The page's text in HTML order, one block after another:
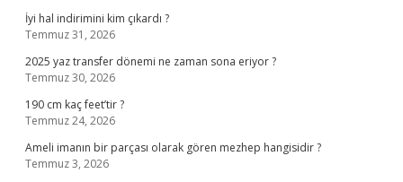
İyi hal indirimini kim çıkardı ?
Temmuz 31, 2026
2025 yaz transfer dönemi ne zaman sona eriyor ?
Temmuz 30, 2026
190 cm kaç feet’tir ?
Temmuz 24, 2026
Ameli imanın bir parçası olarak gören mezhep hangisidir ?
Temmuz 3, 2026